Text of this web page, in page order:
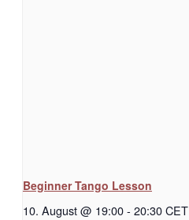
Beginner Tango Lesson
10. August @ 19:00- 20:30CET